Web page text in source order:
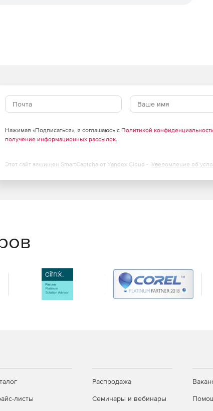
морских, аэронавигационных и других
форм, GPS\ГЛОНАСС монитор и многие другие
доступа и защита данных на основе облачных
Нажимая «Подписаться», я соглашаюсь с Политикой
получение информационных рассылок.
Этот сайт защищен SmartCaptcha от Yandex Cloud - Уведомление об
листы
Распродажа
Семинары и вебинары